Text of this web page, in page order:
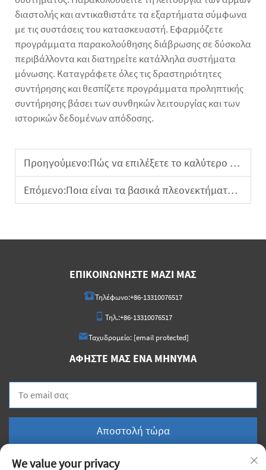
διαστολής και αντικαθιστάτε τα εξαρτήματα σύμφωνα
με τις συστάσεις του κατασκευαστή. Εφαρμόζετε
προγράμματα παρακολούθησης διάβρωσης σε δύσκολα
περιβάλλοντα και διατηρείτε κατάλληλα συστήματα
μόνωσης. Καταγράφετε όλες τις δραστηριότητες
συντήρησης και θεσπίζετε προγράμματα προληπτικής
συντήρησης βάσει των συνθηκών λειτουργίας και των
ιστορικών δεδομένων απόδοσης.
Προηγούμενο:Πώς να επιλέξετε το καλύτερο έλασμα αλουμινίου για το έργο σας
Επόμενο:Ποια είναι τα βασικά πλεονεκτήματα της χρήσης αλουμινίου ράβδων στην παραγωγή
ΕΠΙΚΟΙΝΩΝΉΣΤΕ ΜΑΖΊ ΜΑΣ
Τηλέφωνο:+86-13310076517
Τηλ.:+86-13310076517
Ταχυδρομείο: [email protected]
ΑΦΉΣΤΕ ΜΑΣ ΈΝΑ ΜΉΝΥΜΑ
Αποστολή τώρα
We value your privacy